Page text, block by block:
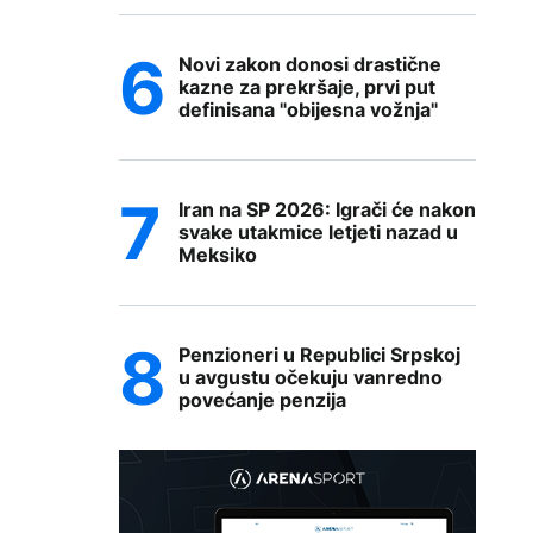
Novi zakon donosi drastične
kazne za prekršaje, prvi put
definisana "obijesna vožnja"
Iran na SP 2026: Igrači će nakon
svake utakmice letjeti nazad u
Meksiko
Penzioneri u Republici Srpskoj
u avgustu očekuju vanredno
povećanje penzija